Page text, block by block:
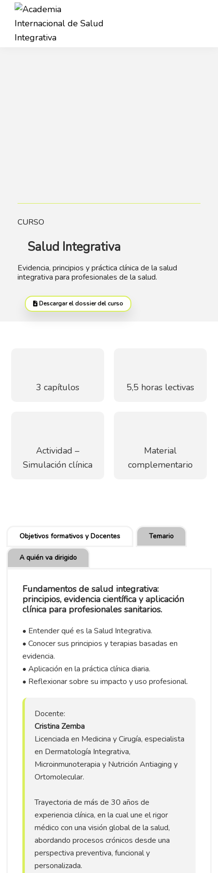
Saltar
Saltar
contenido
CURSO
Salud Integrativa
Evidencia, principios y práctica clínica de la salud
integrativa para profesionales de la salud.
Descargar el dossier del curso
3 capítulos 5,5 horas lectivas
Actividad –
Simulación clínica
Material
complementario
Objetivos formativos y Docentes Temario
A quién va dirigido
Fundamentos de salud integrativa:
principios, evidencia científica y aplicación
clínica para profesionales sanitarios.
• Entender qué es la Salud Integrativa.
• Conocer sus principios y terapias basadas en
evidencia.
• Aplicación en la práctica clínica diaria.
• Reflexionar sobre su impacto y uso profesional.
Docente:
Cristina Zemba
Licenciada en Medicina y Cirugía, especialista
en Dermatología Integrativa,
Microinmunoterapia y Nutrición Antiaging y
Ortomolecular.
Trayectoria de más de 30 años de
experiencia clínica, en la cual une el rigor
médico con una visión global de la salud,
abordando procesos crónicos desde una
perspectiva preventiva, funcional y
personalizada.